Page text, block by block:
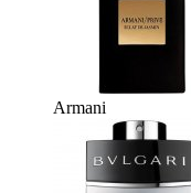
Armani